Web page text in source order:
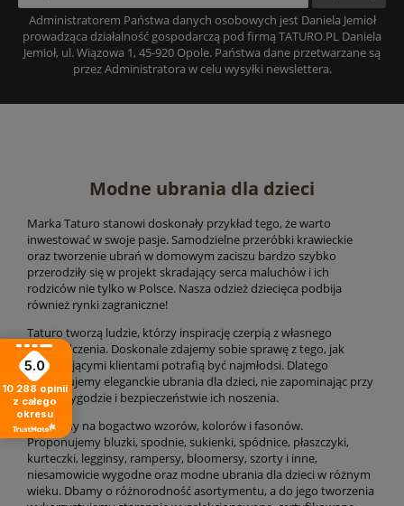
Administratorem Państwa danych osobowych jest Daniela Jemioł
prowadząca działalność gospodarczą pod firmą TATURO.PL Daniela
Jemioł, ul. Wiązowa 1, 45-920 Opole. Państwa dane przetwarzane są
przez Administratora w celu wysyłki newslettera.
Modne ubrania dla dzieci
Marka Taturo stanowi doskonały przykład tego, że warto
inwestować w swoje pasje. Samodzielne przeróbki krawieckie
oraz tworzenie ubrań w domowym zaciszu bardzo szybko
przerodziły się w projekt skradający serca maluchów i ich
rodziców nie tylko w Polsce. Nasza odzież dziecięca podbija
również rynki zagraniczne!
Taturo tworzą ludzie, którzy inspirację czerpią z własnego
doświadczenia. Doskonale zdajemy sobie sprawę z tego, jak
wymagającymi klientami potrafią być najmłodsi. Dlatego
proponujemy eleganckie ubrania dla dzieci, nie zapominając przy
tym o wygodzie i bezpieczeństwie ich noszenia.
Stawiamy na bogactwo wzorów, kolorów i fasonów.
Proponujemy bluzki, spodnie, sukienki, spódnice, płaszczyki,
kurteczki, legginsy, rampersy, bloomersy, szorty i inne,
niesamowicie wygodne oraz modne ubrania dla dzieci w różnym
wieku. Dbamy o różnorodność asortymentu, a do jego tworzenia
5.0
10 288 opinii
z całego
okresu